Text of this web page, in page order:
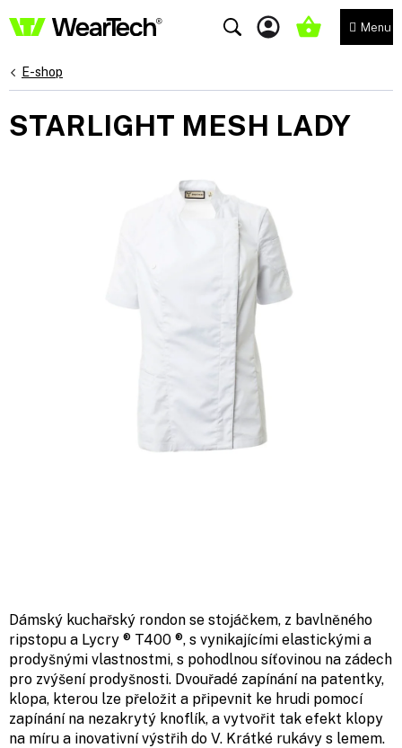
na
NÁKUPNÍ
E-shop
STARLIGHT MESH LADY
Dámský kuchařský rondon se stojáčkem, z bavlněného
ripstopu a Lycry ® T400 ®, s vynikajícími elastickými a
prodyšnými vlastnostmi, s pohodlnou síťovinou na zádech
pro zvýšení prodyšnosti. Dvouřadé zapínání na patentky,
klopa, kterou lze přeložit a připevnit ke hrudi pomocí
zapínání na nezakrytý knoflík, a vytvořit tak efekt klopy
na míru a inovativní výstřih do V. Krátké rukávy s lemem.